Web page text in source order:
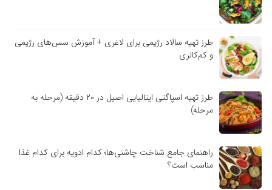
طرز تهیه سالاد رژیمی برای لاغری + آموزش سس‌های رژیمی
و کم‌کالری
طرز تهیه اسپاگتی ایتالیایی اصیل در ۲۰ دقیقه (مرحله به
مرحله)
راهنمای جامع شناخت چاشنی‌ها؛ کدام ادویه برای کدام غذا
مناسب است؟